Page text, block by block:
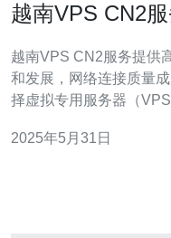
越南VPS CN2
越南VPS CN2服务提供高品质网络
和发展，网络连接质量
择虚拟专用服务器（
闻名。 CN2是“中国
2025年5月31日